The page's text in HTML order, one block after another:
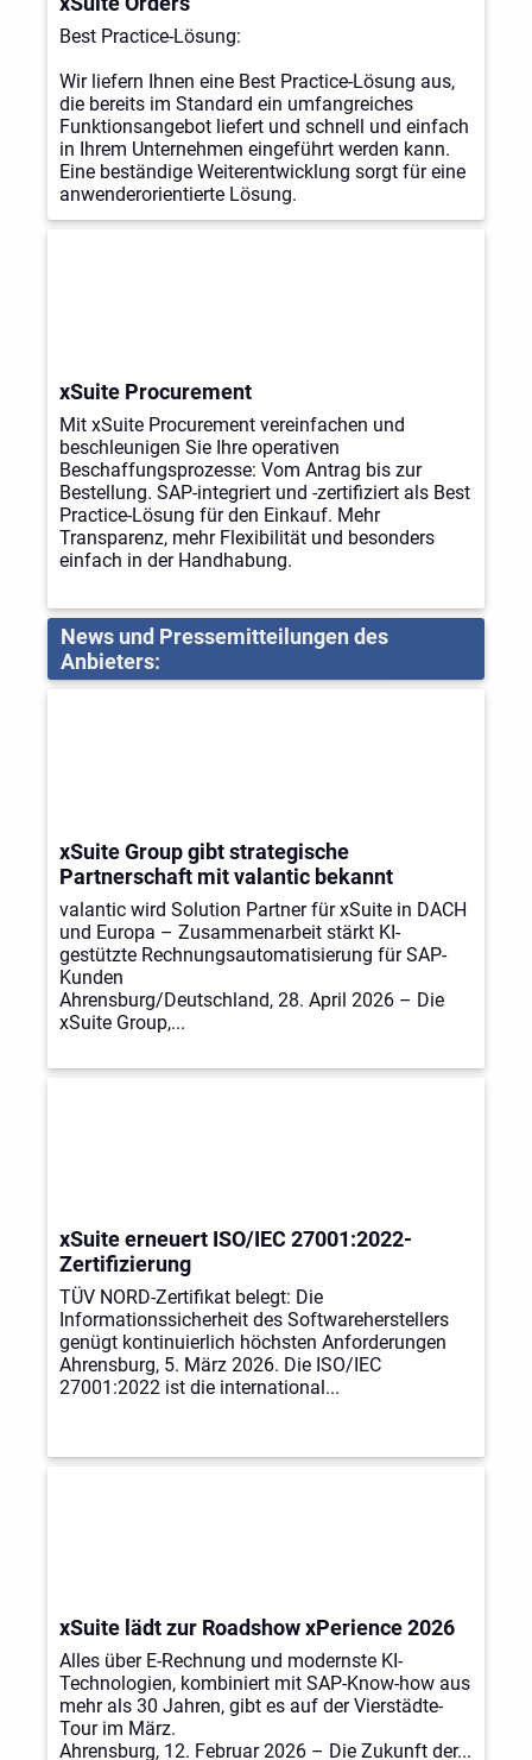
Best Practice-Lösung:
Wir liefern Ihnen eine Best Practice-Lösung aus,
die bereits im Standard ein umfangreiches
Funktionsangebot liefert und schnell und einfach
in Ihrem Unternehmen eingeführt werden kann.
Eine beständige Weiterentwicklung sorgt für eine
anwenderorientierte Lösung.
xSuite Procurement
Mit xSuite Procurement vereinfachen und
beschleunigen Sie Ihre operativen
Beschaffungsprozesse: Vom Antrag bis zur
Bestellung. SAP-integriert und -zertifiziert als Best
Practice-Lösung für den Einkauf. Mehr
Transparenz, mehr Flexibilität und besonders
einfach in der Handhabung.
News und Pressemitteilungen des
Anbieters:
xSuite Group gibt strategische
Partnerschaft mit valantic bekannt
valantic wird Solution Partner für xSuite in DACH
und Europa – Zusammenarbeit stärkt KI-
gestützte Rechnungsautomatisierung für SAP-
Kunden
Ahrensburg/Deutschland, 28. April 2026 – Die
xSuite Group,...
xSuite erneuert ISO/IEC 27001:2022-
Zertifizierung
TÜV NORD-Zertifikat belegt: Die
Informationssicherheit des Softwareherstellers
genügt kontinuierlich höchsten Anforderungen
Ahrensburg, 5. März 2026. Die ISO/IEC
27001:2022 ist die international...
xSuite lädt zur Roadshow xPerience 2026
Alles über E-Rechnung und modernste KI-
Technologien, kombiniert mit SAP-Know-how aus
mehr als 30 Jahren, gibt es auf der Vierstädte-
Tour im März.
Ahrensburg, 12. Februar 2026 – Die Zukunft der...